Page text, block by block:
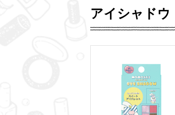
アイシャドウ